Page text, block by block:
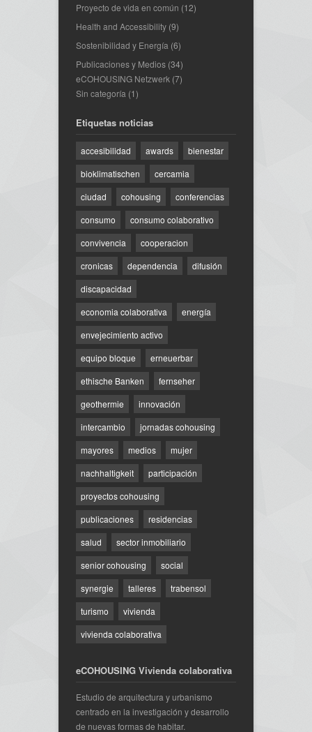
Proyecto de vida en común (12)
Health and Accessibility (9)
Sostenibilidad y Energía (6)
Publicaciones y Medios (34)
eCOHOUSING Netzwerk (7)
Sin categoría (1)
Etiquetas noticias
accesibilidad awards
bienestar
bioklimatischen
cercamia
ciudad
cohousing
conferencias
consumo
consumo colaborativo
convivencia
cooperacion
cronicas
dependencia
difusión
discapacidad
economia colaborativa
energía
envejecimiento activo
equipo bloque
erneuerbar
ethische Banken
fernseher
geothermie
innovación
intercambio
jornadas cohousing
mayores
medios
mujer
nachhaltigkeit
participación
proyectos cohousing
publicaciones
residencias
salud
sector inmobiliario
senior cohousing
social
synergie
talleres
trabensol
turismo
vivienda
vivienda colaborativa
eCOHOUSING Vivienda colaborativa
Estudio de arquitectura y urbanismo
centrado en la investigación y desarrollo
de nuevas formas de habitar.